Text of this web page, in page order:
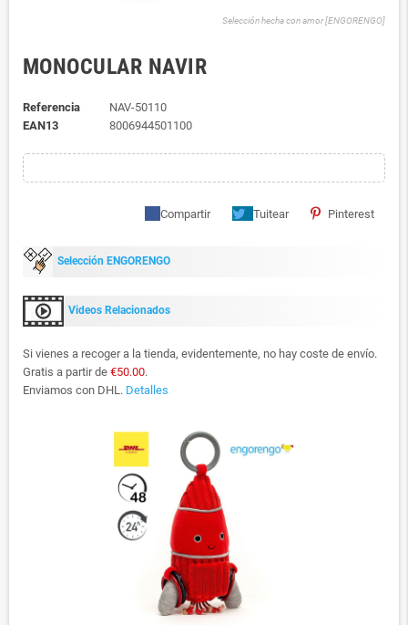
Selección hecha con amor [ENGORENGO]
MONOCULAR NAVIR
Referencia
NAV-50110
EAN13
8006944501100
Compartir Tuitear Pinterest
Selección ENGORENGO
Videos Relacionados
Si vienes a recoger a la tienda, evidentemente, no hay coste de envío.
Gratis a partir de €50.00.
Enviamos con DHL. Detalles